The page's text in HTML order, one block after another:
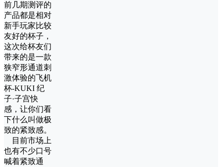
前几期测评的
产品都是相对
新手玩家比较
友好的杯子，
这次给杯友们
带来的是一款
狭窄形通道刺
激体验的飞机
杯-KUKI 纪
子·子宫快
感，让你们看
下什么叫做极
致的紧致感。
目前市场上
也有不少口号
喊着紧致通